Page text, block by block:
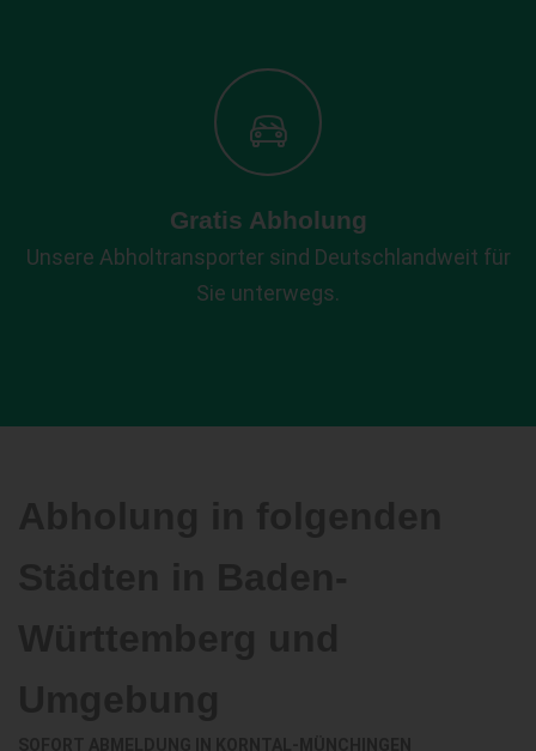
Gratis Abholung
Unsere Abholtransporter sind Deutschlandweit für
Sie unterwegs.